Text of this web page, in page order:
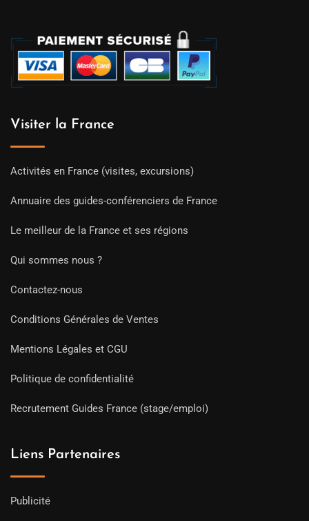
Visiter la France
Activités en France (visites, excursions)
Annuaire des guides-conférenciers de France
Le meilleur de la France et ses régions
Qui sommes nous ?
Contactez-nous
Conditions Générales de Ventes
Mentions Légales et CGU
Politique de confidentialité
Recrutement Guides France (stage/emploi)
Liens Partenaires
Publicité